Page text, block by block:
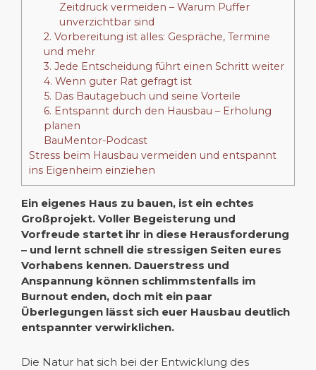
Zeitdruck vermeiden – Warum Puffer
unverzichtbar sind
2. Vorbereitung ist alles: Gespräche, Termine
und mehr
3. Jede Entscheidung führt einen Schritt weiter
4. Wenn guter Rat gefragt ist
5. Das Bautagebuch und seine Vorteile
6. Entspannt durch den Hausbau – Erholung
planen
BauMentor-Podcast
Stress beim Hausbau vermeiden und entspannt
ins Eigenheim einziehen
Ein eigenes Haus zu bauen, ist ein echtes
Großprojekt. Voller Begeisterung und
Vorfreude startet ihr in diese Herausforderung
– und lernt schnell die stressigen Seiten eures
Vorhabens kennen. Dauerstress und
Anspannung können schlimmstenfalls im
Burnout enden, doch mit ein paar
Überlegungen lässt sich euer Hausbau deutlich
entspannter verwirklichen.
Die Natur hat sich bei der Entwicklung des